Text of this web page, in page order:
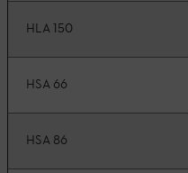
HLA 150
HSA 66
HSA 86